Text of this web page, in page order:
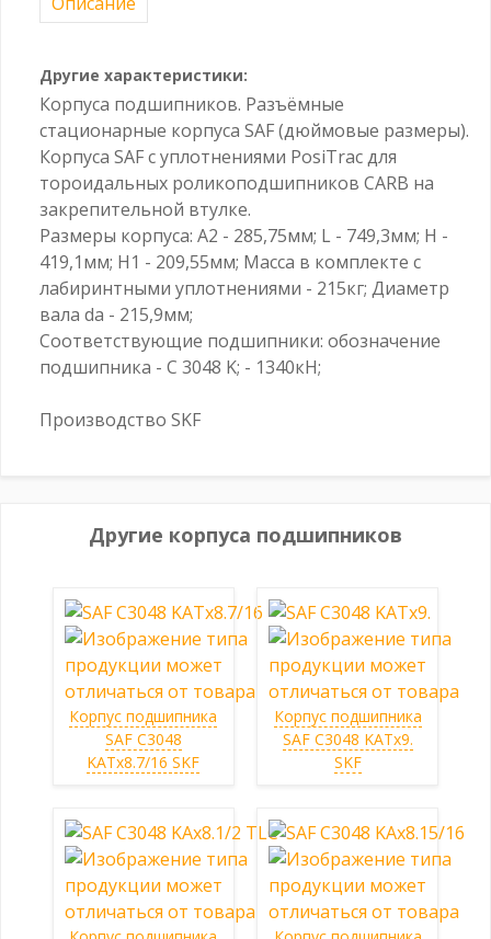
Другие характеристики:
Корпуса подшипников. Разъёмные
стационарные корпуса SAF (дюймовые размеры).
Корпуса SAF с уплотнениями PosiTrac для
тороидальных роликоподшипников CARB на
закрепительной втулке.
Размеры корпуса: A2 - 285,75мм; L - 749,3мм; H -
419,1мм; H1 - 209,55мм; Масса в комплекте с
лабиринтными уплотнениями - 215кг; Диаметр
вала da - 215,9мм;
Соответствующие подшипники: обозначение
подшипника - C 3048 K; - 1340кН;
Производство SKF
Другие корпуса подшипников
Корпус подшипника
SAF C3048
KATx8.7/16 SKF
Корпус подшипника
SAF C3048 KATx9.
SKF